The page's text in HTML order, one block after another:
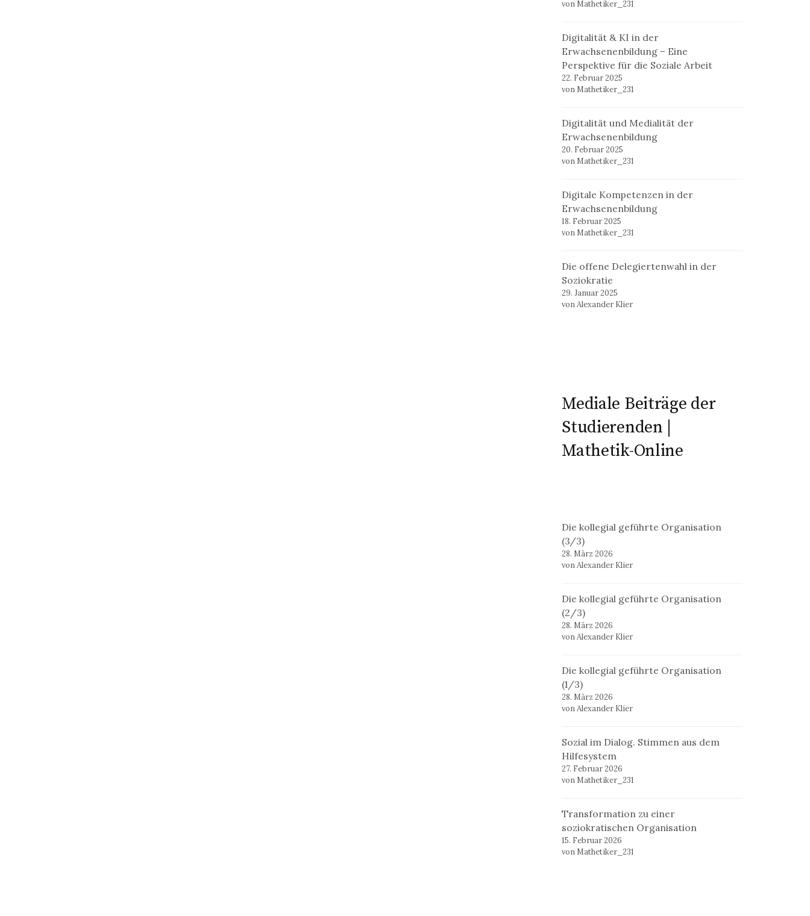
von Mathetiker_231
Digitalität & KI in der
Erwachsenenbildung – Eine
Perspektive für die Soziale Arbeit
22. Februar 2025
von Mathetiker_231
Digitalität und Medialität der
Erwachsenenbildung
20. Februar 2025
von Mathetiker_231
Digitale Kompetenzen in der
Erwachsenenbildung
18. Februar 2025
von Mathetiker_231
Die offene Delegiertenwahl in der
Soziokratie
29. Januar 2025
von Alexander Klier
Mediale Beiträge der
Studierenden |
Mathetik-Online
Die kollegial geführte Organisation
(3/3)
28. März 2026
von Alexander Klier
Die kollegial geführte Organisation
(2/3)
28. März 2026
von Alexander Klier
Die kollegial geführte Organisation
(1/3)
28. März 2026
von Alexander Klier
Sozial im Dialog. Stimmen aus dem
Hilfesystem
27. Februar 2026
von Mathetiker_231
Transformation zu einer
soziokratischen Organisation
15. Februar 2026
von Mathetiker_231